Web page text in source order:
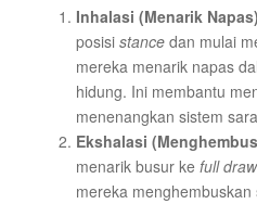
Inhalasi (Menarik
posisi stance dan mulai
mereka menarik napas
hidung. Ini membantu
menenangkan sistem
Ekshalasi
menarik busur ke full draw
mereka